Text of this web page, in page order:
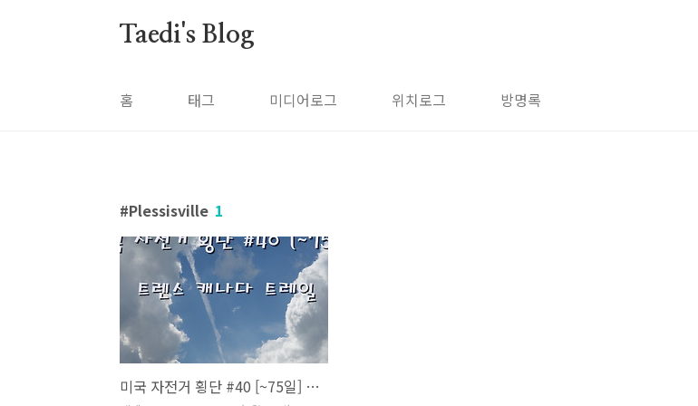
Taedi's Blog
홈 태그 미디어로그 위치로그 방명록
Plessisville 1
미국 자전거 횡단 #40 [~75일] 트렌스 캐나다 트레일